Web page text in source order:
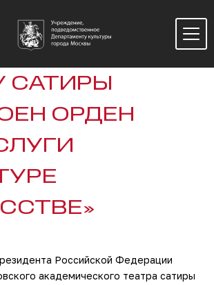
САТИРЫ
ОРДЕН
Российской Федерации
академического театра сатиры